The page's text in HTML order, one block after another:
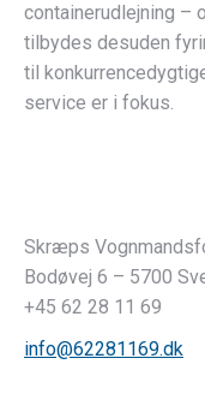
containerudlejning –
tilbydes desuden
til
service er i fokus.
Skræps
Bodøvej 6 – 5700
+45 62 28 11 69
info@62281169.dk